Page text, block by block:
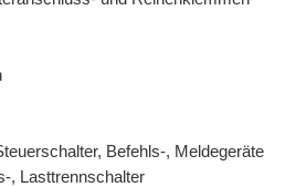
Befehls-, Meldegeräte
, Lasttrennschalter